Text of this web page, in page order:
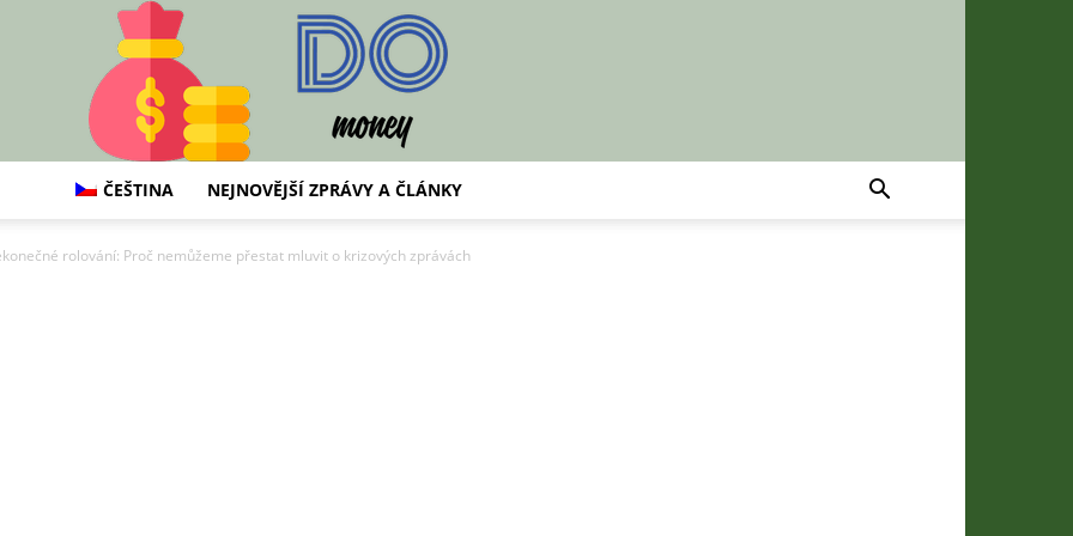
ČEŠTINA NEJNOVĚJŠÍ ZPRÁVY A ČLÁNKY
rolování: Proč nemůžeme přestat mluvit o krizových zprávách